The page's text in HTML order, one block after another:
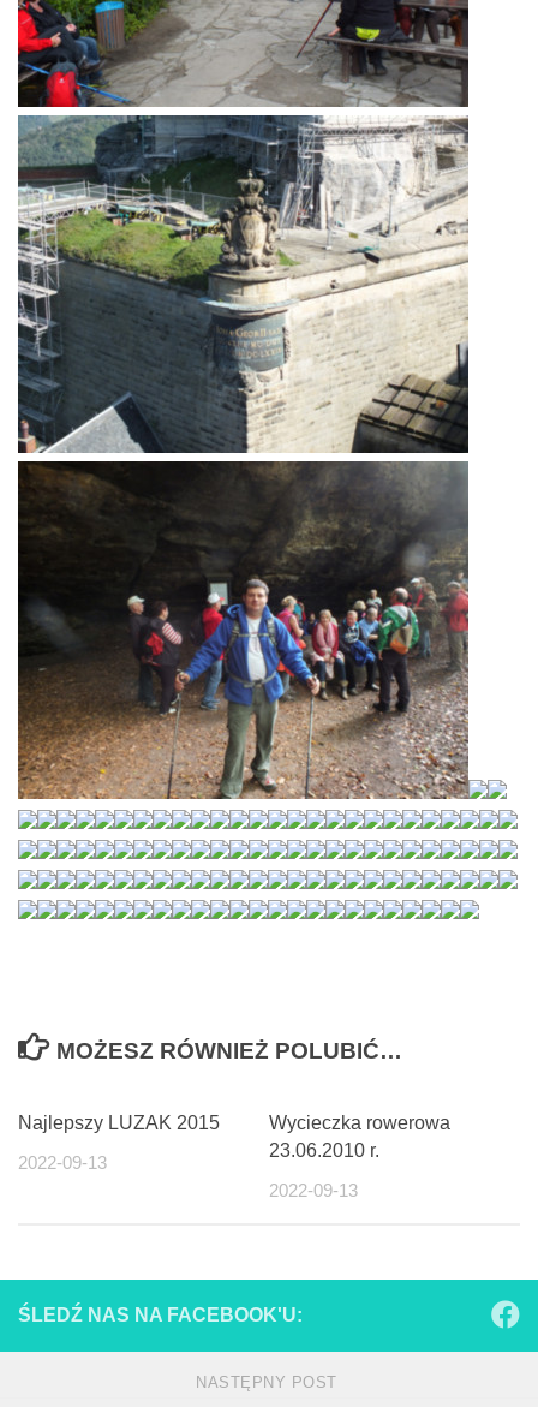
MOŻESZ RÓWNIEŻ POLUBIĆ…
Najlepszy LUZAK 2015
2022-09-13
Wycieczka rowerowa
23.06.2010 r.
2022-09-13
ŚLEDŹ NAS NA FACEBOOK'U:
NASTĘPNY POST